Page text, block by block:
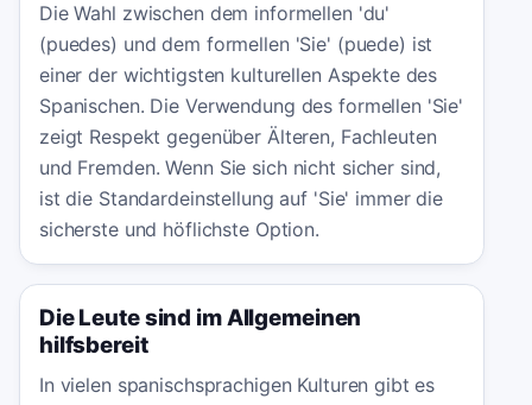
Die Wahl zwischen dem informellen 'du'
(puedes) und dem formellen 'Sie' (puede) ist
einer der wichtigsten kulturellen Aspekte des
Spanischen. Die Verwendung des formellen 'Sie'
zeigt Respekt gegenüber Älteren, Fachleuten
und Fremden. Wenn Sie sich nicht sicher sind,
ist die Standardeinstellung auf 'Sie' immer die
sicherste und höflichste Option.
Die Leute sind im Allgemeinen
hilfsbereit
In vielen spanischsprachigen Kulturen gibt es